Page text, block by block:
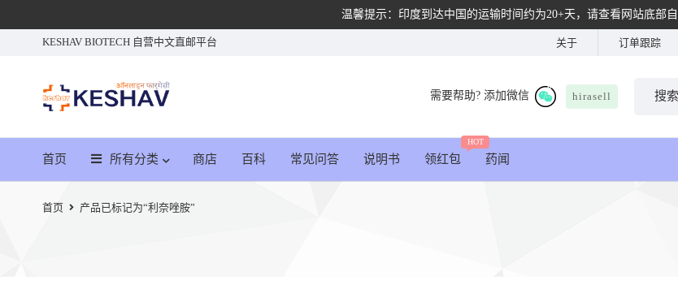
温馨提示：印度到达中国的运输时间约为20+天，请查看网站底部
KESHAV BIOTECH 自营中文直邮平台 关于 订单跟踪
需要帮助? 添加微信 hirasell
首页 所有分类 商店 百科 常见问答 说明书 领红包
HOT
药闻
首页 产品已标记为“利奈唑胺”